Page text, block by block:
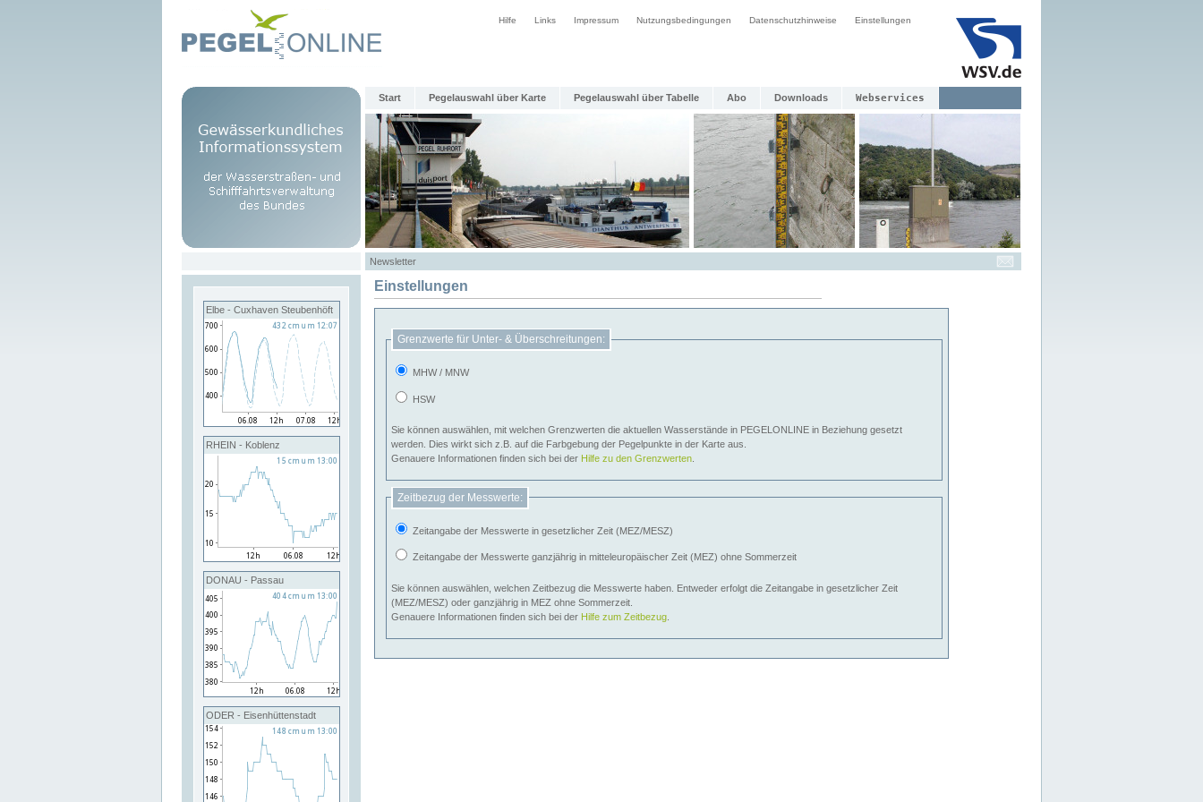
Hilfe Links Impressum Nutzungsbedingungen Datenschutzhinweise Einstellungen
Start Pegelauswahl über Karte Pegelauswahl über Tabelle Abo Downloads Webservices
Newsletter
Elbe - Cuxhaven Steubenhöft
RHEIN - Koblenz
DONAU - Passau
ODER - Eisenhüttenstadt
Einstellungen
Grenzwerte für Unter- & Überschreitungen:
MHW / MNW
HSW
Sie können auswählen, mit welchen Grenzwerten die aktuellen Wasserstände in PEGELONLINE in Beziehung gesetzt
werden. Dies wirkt sich z.B. auf die Farbgebung der Pegelpunkte in der Karte aus.
Genauere Informationen finden sich bei der Hilfe zu den Grenzwerten
Zeitbezug der Messwerte:
Zeitangabe der Messwerte in gesetzlicher Zeit (MEZ/MESZ)
Zeitangabe der Messwerte ganzjährig in mitteleuropäischer Zeit (MEZ) ohne Sommerzeit
Sie können auswählen, welchen Zeitbezug die Messwerte haben. Entweder erfolgt die Zeitangabe in gesetzlicher Zeit
(MEZ/MESZ) oder ganzjährig in MEZ ohne Sommerzeit.
Genauere Informationen finden sich bei der Hilfe zum Zeitbezug